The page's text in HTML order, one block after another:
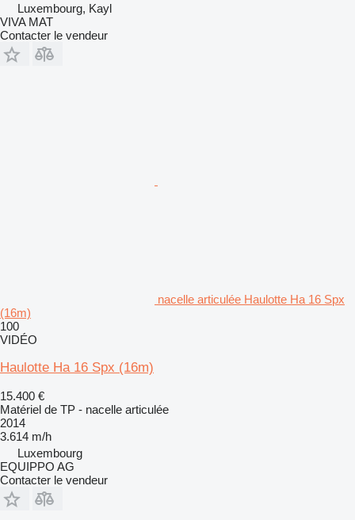
Luxembourg, Kayl
VIVA MAT
Contacter le vendeur
nacelle articulée Haulotte Ha 16 Spx
(16m)
100
VIDÉO
Haulotte Ha 16 Spx (16m)
15.400 €
Matériel de TP - nacelle articulée
2014
3.614 m/h
Luxembourg
EQUIPPO AG
Contacter le vendeur